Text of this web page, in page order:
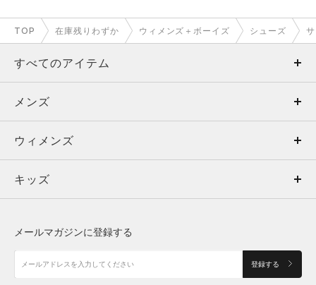
TOP 在庫残りわずか ウィメンズ＋ボーイズ シューズ
すべてのアイテム
メンズ
ウィメンズ
キッズ
アクセサリー
メンズ
トップス
ボトムス
アクセサリー
ウィメンズ
トップス
シューズ
キッズ
メールマガジンに登録する
登録する